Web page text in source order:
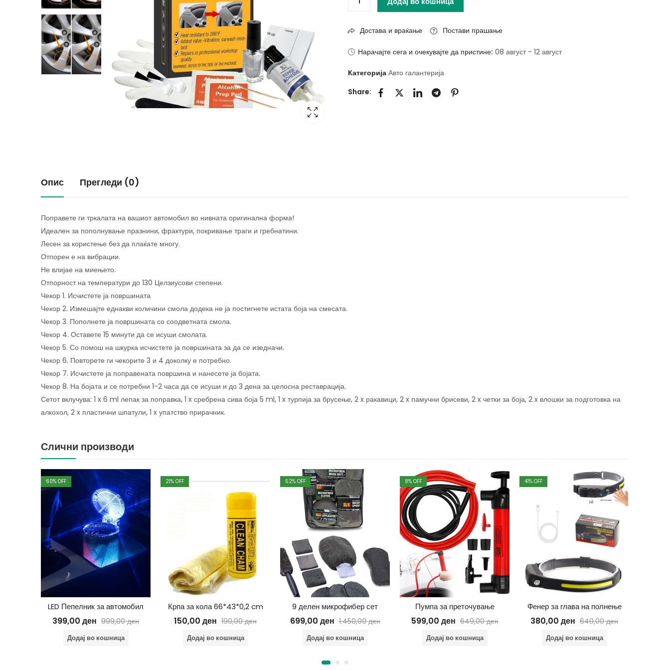
Достава и враќање Постави прашање
Нарачајте сега и очекувајте да пристине: 08 август - 12 август
Категорија Авто галантерија
Share:
Опис Прегледи (0)
Поправете ги тркалата на вашиот автомобил во нивната оригинална форма!
Идеален за пополнување празнини, фрактури, покривање траги и гребнатини.
Лесен за користење без да плаќате многу.
Отпорен е на вибрации.
Не влијае на миењето.
Отпорност на температури до 130 Целзиусови степени.
Чекор 1. Исчистете ја површината
Чекор 2. Измешајте еднакви количини смола додека не ја постигнете истата боја на смесата.
Чекор 3. Пополнете ја површината со соодветната смола.
Чекор 4. Оставете 15 минути да се исуши смолата.
Чекор 5. Со помош на шкурка исчистете ја површината за да се изедначи.
Чекор 6. Повторете ги чекорите 3 и 4 доколку е потребно.
Чекор 7. Исчистете ја поправената површина и нанесете ја бојата.
Чекор 8. На бојата и се потребни 1-2 часа да се исуши и до 3 дена за целосна реставрација.
Сетот вклучува: 1 x 6 ml лепак за поправка, 1 x сребрена сива боја 5 ml, 1 x турпија за брусење, 2 x ракавици, 2 x памучни брисеви, 2 x четки за боја, 2 x влошки за подготовка на
алкохол, 2 x пластични шпатули, 1 x упатство прирачник.
Слични производи
60% OFF
LED Пепелник за автомобил
399,00 ден 999,00ден
Додај во кошница
21% OFF
Крпа за кола 66*43*0,2 cm
150,00 ден 190,00ден
Додај во кошница
52% OFF
9 делен микрофибер сет
699,00 ден 1.450,00ден
Додај во кошница
8% OFF
Пумпа за преточување
599,00 ден 649,00ден
Додај во кошница
41% OFF
Фенер за глава на полнење
380,00 ден 640,00ден
Додај во кошница